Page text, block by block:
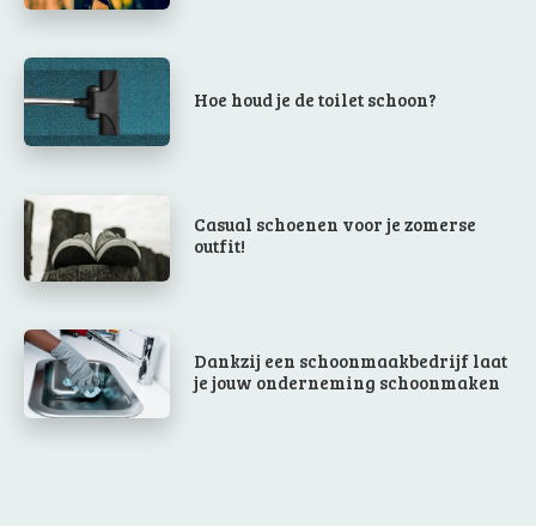
Hoe houd je de toilet schoon?
Casual schoenen voor je zomerse
outfit!
Dankzij een schoonmaakbedrijf laat
je jouw onderneming schoonmaken